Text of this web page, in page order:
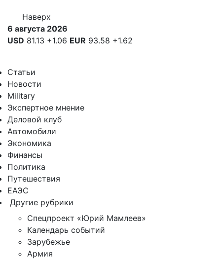
Наверх
6 августа 2026
USD 81.13 +1.06 EUR 93.58 +1.62
Статьи
Новости
Military
Экспертное мнение
Деловой клуб
Автомобили
Экономика
Финансы
Политика
Путешествия
ЕАЭС
Другие рубрики
Спецпроект «Юрий Мамлеев»
Календарь событий
Зарубежье
Армия